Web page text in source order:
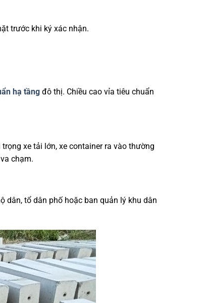
trước khi ký xác nhận.
hạ tầng đô thị. Chiều cao vỉa tiêu chuẩn
xe tải lớn, xe container ra vào thường
chạm.
dân, tổ dân phố hoặc ban quản lý khu dân